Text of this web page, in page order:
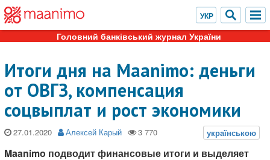
Головний банківський журнал України
Итоги дня на Maanimo: деньги
от ОВГЗ, компенсация
соцвыплат и рост экономики
27.01.2020 Алексей Карый
Maanimo подводит финансовые итоги и выделяет